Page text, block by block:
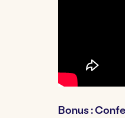
Bonus :